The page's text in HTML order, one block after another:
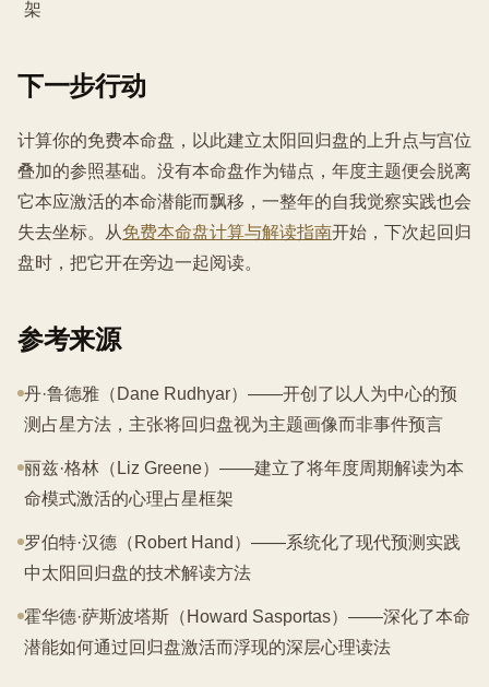
架
下一步行动
计算你的免费本命盘，以此建立太阳回归盘的上升点与宫位
叠加的参照基础。没有本命盘作为锚点，年度主题便会脱离
它本应激活的本命潜能而飘移，一整年的自我觉察实践也会
失去坐标。从免费本命盘计算与解读指南开始，下次起回归
盘时，把它开在旁边一起阅读。
参考来源
丹·鲁德雅（Dane Rudhyar）——开创了以人为中心的预
测占星方法，主张将回归盘视为主题画像而非事件预言
丽兹·格林（Liz Greene）——建立了将年度周期解读为本
命模式激活的心理占星框架
罗伯特·汉德（Robert Hand）——系统化了现代预测实践
中太阳回归盘的技术解读方法
霍华德·萨斯波塔斯（Howard Sasportas）——深化了本命
潜能如何通过回归盘激活而浮现的深层心理读法